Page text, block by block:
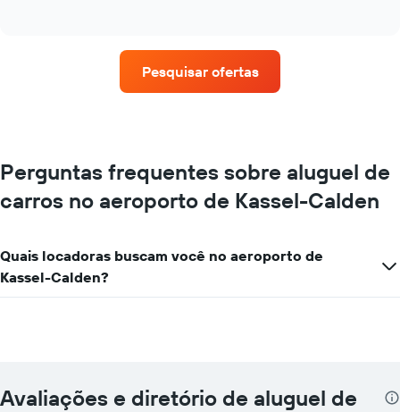
localizações
O
eixo
X
exibindo
O
Pesquisar ofertas
Perguntas frequentes sobre aluguel de
carros no aeroporto de Kassel-Calden
Quais locadoras buscam você no aeroporto de
Kassel-Calden?
Avaliações e diretório de aluguel de